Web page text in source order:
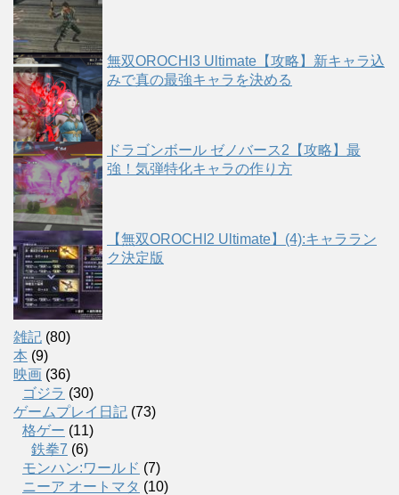
無双OROCHI3 Ultimate【攻略】新キャラ込
みで真の最強キャラを決める
ドラゴンボール ゼノバース2【攻略】最
強！気弾特化キャラの作り方
【無双OROCHI2 Ultimate】(4):キャララン
ク決定版
雑記 (80)
本 (9)
映画 (36)
ゴジラ (30)
ゲームプレイ日記 (73)
格ゲー (11)
鉄拳7 (6)
モンハン:ワールド (7)
ニーア オートマタ (10)